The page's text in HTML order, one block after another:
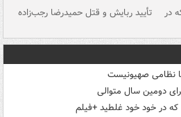
در تأیید ربایش و قتل حمیدرضا رجب‌زاده
نظامی صهیونیست
در خود خود غلطید +فیلم